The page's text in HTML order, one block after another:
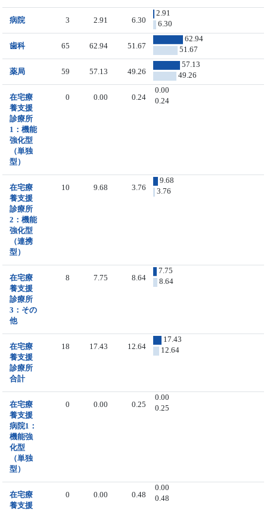
病院 3 2.91 6.30
2.91
6.30
歯科 65 62.94 51.67
62.94
51.67
薬局 59 57.13 49.26
57.13
49.26
在宅療
養支援
診療所
1：機能
強化型
（単独
型）
0 0.00 0.24
0.00
0.24
在宅療
養支援
診療所
2：機能
強化型
（連携
型）
10 9.68 3.76
9.68
3.76
在宅療
養支援
診療所
3：その
他
8 7.75 8.64
7.75
8.64
在宅療
養支援
診療所
合計
18 17.43 12.64
17.43
12.64
在宅療
養支援
病院1：
機能強
化型
（単独
型）
0 0.00 0.25
0.00
0.25
在宅療
養支援
0 0.00 0.48
0.00
0.48